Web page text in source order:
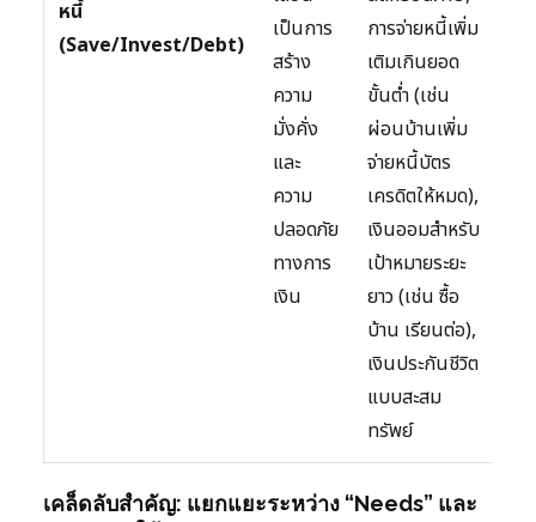
หนี้
(Save/Invest/Debt)
เป็นการ
สร้าง
ความ
มั่งคั่ง
และ
ความ
ปลอดภัย
ทางการ
เงิน
การจ่ายหนี้เพิ่ม
เติมเกินยอด
ขั้นต่ำ (เช่น
ผ่อนบ้านเพิ่ม
จ่ายหนี้บัตร
เครดิตให้หมด),
เงินออมสำหรับ
เป้าหมายระยะ
ยาว (เช่น ซื้อ
บ้าน เรียนต่อ),
เงินประกันชีวิต
แบบสะสม
ทรัพย์
เคล็ดลับสำคัญ: แยกแยะระหว่าง “Needs” และ